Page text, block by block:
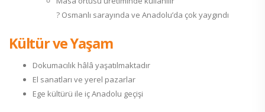
? Osmanlı sarayında ve Anadolu’da çok yaygındı
Kültür ve Yaşam
Dokumacılık hâlâ yaşatılmaktadır
El sanatları ve yerel pazarlar
Ege kültürü ile iç Anadolu geçişi